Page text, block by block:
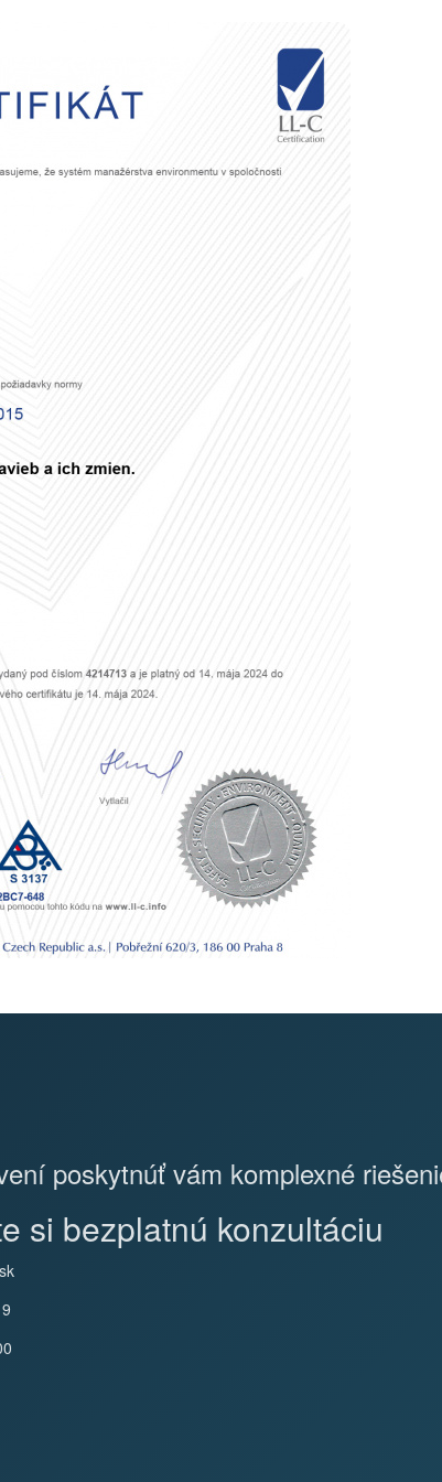
poskytnúť vám komplexné
si bezplatnú konzultáciu